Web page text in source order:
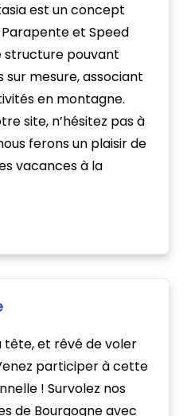
est un concept
et Speed
structure pouvant
sur mesure, associant
en montagne.
site, n’hésitez pas à
ferons un plaisir de
vacances à la
tête, et rêvé de voler
participer à cette
! Survolez nos
de Bourgogne avec